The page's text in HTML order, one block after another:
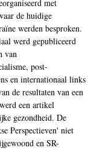
met
de huidige
werden besproken.
werd gepubliceerd
van
post-
en internationaal links
de resultaten van een
een artikel
gezondheid. De
Perspectieven' niet
en SR-